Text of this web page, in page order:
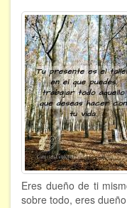
Bioenergía
Chamanismo
Flores de Bach
Hipnosis
Los cristales de
Radiestesia
Runas
Eres dueño de ti
sobre todo, eres